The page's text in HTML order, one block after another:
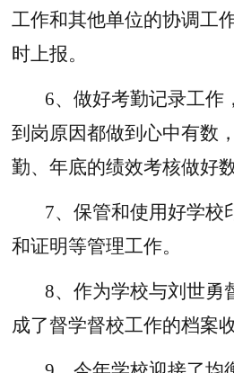
工作和其他单位的协调工
时上报。
6、做好考勤记录工作
到岗原因都做到心中有数
勤、年底的绩效考核做好
7、保管和使用好学校
和证明等管理工作。
8、作为学校与刘世勇
成了督学督校工作的档案